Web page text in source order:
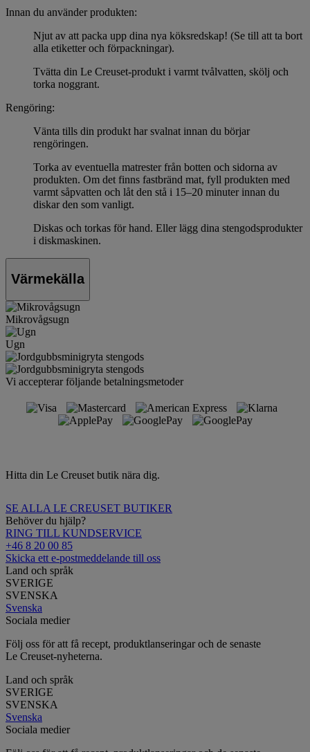
Innan du använder produkten:
Njut av att packa upp dina nya köksredskap! (Se till att ta bort
alla etiketter och förpackningar).
Tvätta din Le Creuset-produkt i varmt tvålvatten, skölj och
torka noggrant.
Rengöring:
Vänta tills din produkt har svalnat innan du börjar
rengöringen.
Torka av eventuella matrester från botten och sidorna av
produkten. Om det finns fastbränd mat, fyll produkten med
varmt såpvatten och låt den stå i 15–20 minuter innan du
diskar den som vanligt.
Diskas och torkas för hand. Eller lägg dina stengodsprodukter
i diskmaskinen.
Värmekälla
Mikrovågsugn
Ugn
Vi accepterar följande betalningsmetoder
Hitta din Le Creuset butik nära dig.
SE ALLA LE CREUSET BUTIKER
Behöver du hjälp?
RING TILL KUNDSERVICE
+46 8 20 00 85
Skicka ett e-postmeddelande till oss
Land och språk
SVERIGE
SVENSKA
Svenska
Sociala medier
Följ oss för att få recept, produktlanseringar och de senaste
Le Creuset-nyheterna.
Land och språk
SVERIGE
SVENSKA
Svenska
Sociala medier